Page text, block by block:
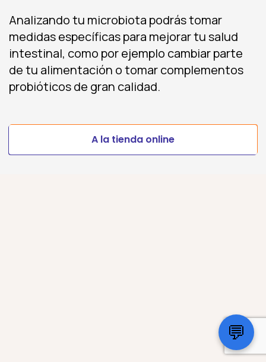
Analizando tu microbiota podrás tomar
medidas específicas para mejorar tu salud
intestinal, como por ejemplo cambiar parte
de tu alimentación o tomar complementos
probióticos de gran calidad.
A la tienda online
💬